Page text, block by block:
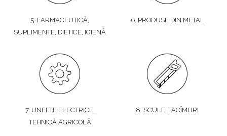
5. FARMACEUTICĂ,
SUPLIMENTE, DIETICE, IGIENĂ
6. PRODUSE DIN METAL
7. UNELTE ELECTRICE,
TEHNICĂ AGRICOLĂ
8. SCULE, TACÎMURI